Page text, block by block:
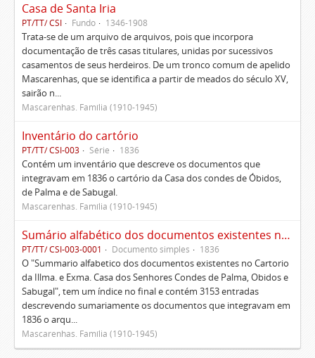
Casa de Santa Iria
PT/TT/ CSI Fundo 1346-1908
Trata-se de um arquivo de arquivos, pois que incorpora
documentação de três casas titulares, unidas por sucessivos
casamentos de seus herdeiros. De um tronco comum de apelido
Mascarenhas, que se identifica a partir de meados do século XV,
sairão n...
Mascarenhas. Família (1910-1945)
Inventário do cartório
PT/TT/ CSI-003 Série 1836
Contém um inventário que descreve os documentos que
integravam em 1836 o cartório da Casa dos condes de Óbidos,
de Palma e de Sabugal.
Mascarenhas. Família (1910-1945)
Sumário alfabético dos documentos existentes no Cartório da Ilustríssima e Excelentíssima Casa dos senhores condes de Palma, Óbidos e Sabugal
PT/TT/ CSI-003-0001 Documento simples 1836
O "Summario alfabetico dos documentos existentes no Cartorio
da Illma. e Exma. Casa dos Senhores Condes de Palma, Obidos e
Sabugal", tem um índice no final e contém 3153 entradas
descrevendo sumariamente os documentos que integravam em
1836 o arqu...
Mascarenhas. Família (1910-1945)